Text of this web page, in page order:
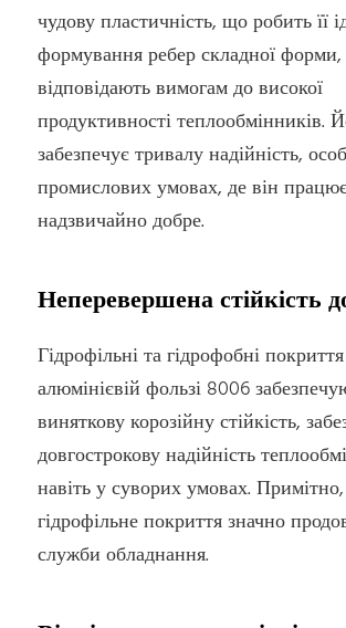
чудову пластичність, що робить її
формування ребер складної форми,
відповідають вимогам до високої
продуктивності теплообмінників.
забезпечує тривалу надійність,
промислових умовах, де він
надзвичайно добре.
Неперевершена стійкість
Гідрофільні та гідрофобні
алюмінієвій фользі 8006
виняткову корозійну стійкість,
довгострокову надійність
навіть у суворих умовах.
гідрофільне покриття значно
служби обладнання.